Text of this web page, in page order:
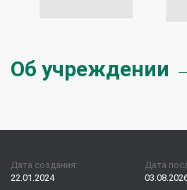
Об учреждении
Дата создания:
22.01.2024
Дата